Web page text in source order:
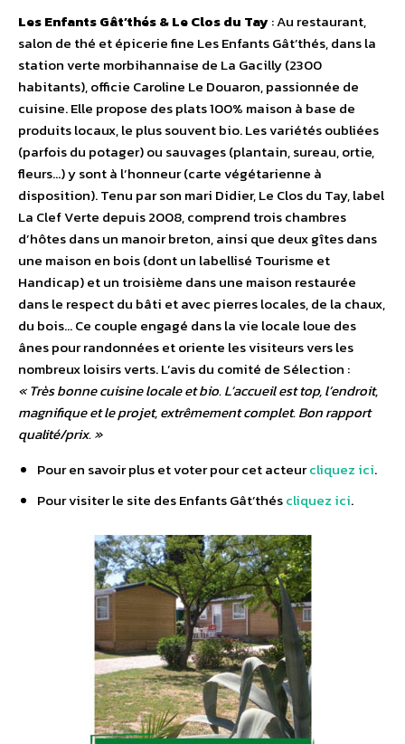
Les Enfants Gât’thés & Le Clos du Tay: Au restaurant,
salon de thé et épicerie fine Les Enfants Gât’thés, dans la
station verte morbihannaise de La Gacilly (2300
habitants), officie Caroline Le Douaron, passionnée de
cuisine. Elle propose des plats 100% maison à base de
produits locaux, le plus souvent bio. Les variétés oubliées
(parfois du potager) ou sauvages (plantain, sureau, ortie,
fleurs…) y sont à l’honneur (carte végétarienne à
disposition). Tenu par son mari Didier, Le Clos du Tay, label
La Clef Verte depuis 2008, comprend trois chambres
d’hôtes dans un manoir breton, ainsi que deux gîtes dans
une maison en bois (dont un labellisé Tourisme et
Handicap) et un troisième dans une maison restaurée
dans le respect du bâti et avec pierres locales, de la chaux,
du bois… Ce couple engagé dans la vie locale loue des
ânes pour randonnées et oriente les visiteurs vers les
nombreux loisirs verts. L’avis du comité de Sélection :
« Très bonne cuisine locale et bio. L’accueil est top, l’endroit,
magnifique et le projet, extrêmement complet. Bon rapport
qualité/prix. »
Pour en savoir plus et voter pour cet acteurcliquez ici.
Pour visiter le site des Enfants Gât’théscliquez ici.